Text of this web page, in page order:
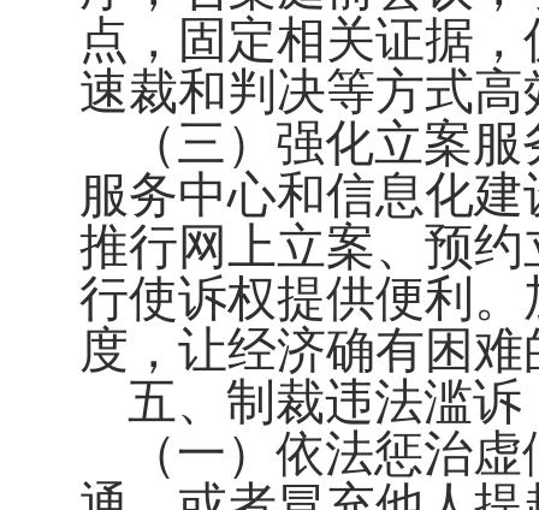
点，固定相关证据
速裁和判决等方式高
（三）强化立案
服务中心和信息化
推行网上立案、预
行使诉权提供便利
度，让经济确有困
五、制裁违法滥诉
（一）依法惩治